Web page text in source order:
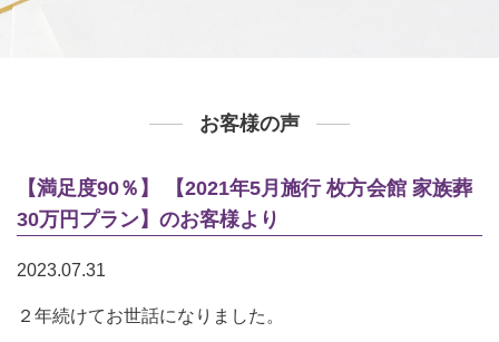
お客様の声
【満足度90％】 【2021年5月施行 枚方会館 家族葬
30万円プラン】のお客様より
2023.07.31
２年続けてお世話になりました。